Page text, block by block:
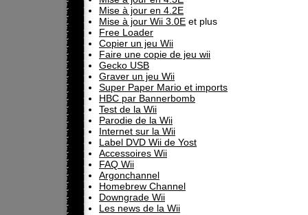
Mise à jour en 4.2E
Mise à jour Wii 3.0E et plus
Free Loader
Copier un jeu Wii
Faire une copie de jeu wii
Gecko USB
Graver un jeu Wii
Super Paper Mario et imports
HBC par Bannerbomb
Test de la Wii
Parodie de la Wii
Internet sur la Wii
Label DVD Wii de Yost
Accessoires Wii
FAQ Wii
Argonchannel
Homebrew Channel
Downgrade Wii
Les news de la Wii